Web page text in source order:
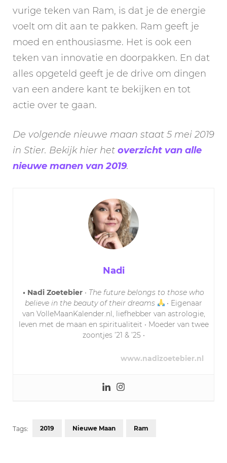
vurige teken van Ram, is dat je de energie
voelt om dit aan te pakken. Ram geeft je
moed en enthousiasme. Het is ook een
teken van innovatie en doorpakken. En dat
alles opgeteld geeft je de drive om dingen
van een andere kant te bekijken en tot
actie over te gaan.
De volgende nieuwe maan staat 5 mei 2019
in Stier. Bekijk hier het overzicht van alle
nieuwe manen van 2019.
Nadi
• Nadi Zoetebier • The future belongs to those who
believe in the beauty of their dreams
• Eigenaar
van VolleMaanKalender.nl, liefhebber van astrologie,
leven met de maan en spiritualiteit • Moeder van twee
zoontjes ’21 & ’25 •
www.nadizoetebier.nl
Tags: 2019 Nieuwe Maan Ram